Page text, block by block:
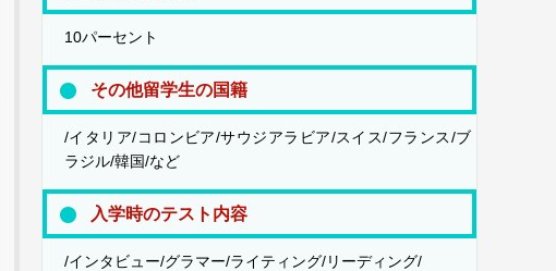
10パーセント
その他留学生の国籍
/イタリア/コロンビア/サウジアラビア/スイス/フランス/ブ
ラジル/韓国/など
入学時のテスト内容
/インタビュー/グラマー/ライティング/リーディング/